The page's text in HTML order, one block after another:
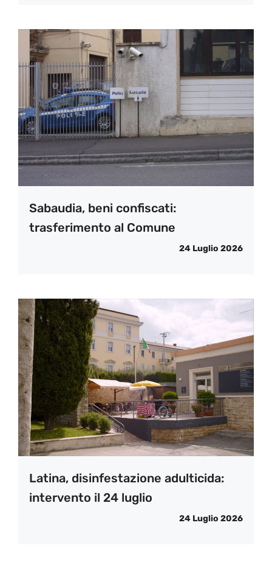
Sabaudia, beni confiscati:
trasferimento al Comune
24 Luglio 2026
Latina, disinfestazione adulticida:
intervento il 24 luglio
24 Luglio 2026